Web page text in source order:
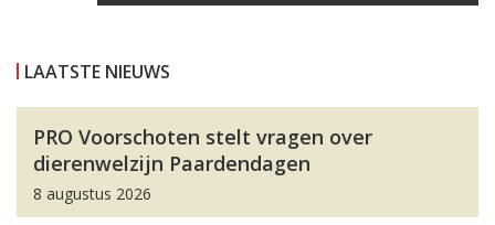
LAATSTE NIEUWS
PRO Voorschoten stelt vragen over
dierenwelzijn Paardendagen
8 augustus 2026